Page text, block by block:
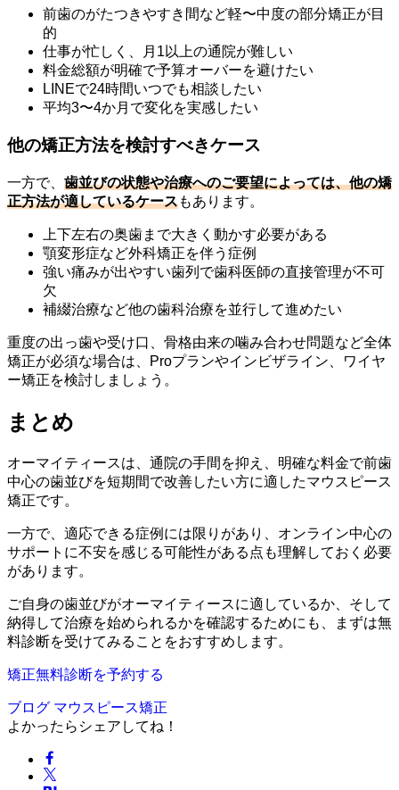
前歯のがたつきやすき間など軽〜中度の部分矯正が目
的
仕事が忙しく、月1以上の通院が難しい
料金総額が明確で予算オーバーを避けたい
LINEで24時間いつでも相談したい
平均3〜4か月で変化を実感したい
他の矯正方法を検討すべきケース
一方で、 歯並びの状態や治療へのご要望によっては、他の矯
正方法が適しているケースもあります。
上下左右の奥歯まで大きく動かす必要がある
顎変形症など外科矯正を伴う症例
強い痛みが出やすい歯列で歯科医師の直接管理が不可
欠
補綴治療など他の歯科治療を並行して進めたい
重度の出っ歯や受け口、骨格由来の噛み合わせ問題など全体
矯正が必須な場合は、Proプランやインビザライン、ワイヤ
ー矯正を検討しましょう。
まとめ
オーマイティースは、通院の手間を抑え、明確な料金で前歯
中心の歯並びを短期間で改善したい方に適したマウスピース
矯正です。
一方で、適応できる症例には限りがあり、オンライン中心の
サポートに不安を感じる可能性がある点も理解しておく必要
があります。
ご自身の歯並びがオーマイティースに適しているか、そして
納得して治療を始められるかを確認するためにも、まずは無
料診断を受けてみることをおすすめします。
矯正無料診断を予約する
ブログ マウスピース矯正
よかったらシェアしてね！